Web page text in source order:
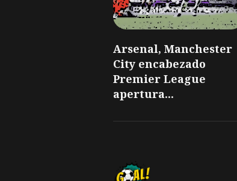
Arsenal, Manchester
City encabezado
Premier League
apertura...